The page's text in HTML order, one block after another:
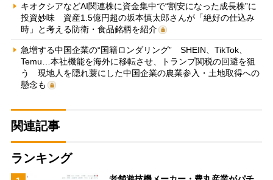
キオクシアなどAI関連株に資金集中で“割安になった成長株”に
投資妙味 資産1.5億円超の坂本慎太郎さんが「絶好の仕込み
時」と考える防衛・食品銘柄を紹介
急増する中国企業の“国籍ロンダリング” SHEIN、TikTok、
Temu…本社機能を海外に移転させ、トランプ関税の回避を狙
う 現地人を隠れ蓑にした中国企業の農業参入・土地取得への
懸念も
関連記事
ランキング